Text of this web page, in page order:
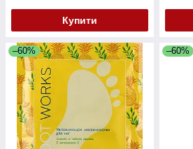
Купити
–60% –60%